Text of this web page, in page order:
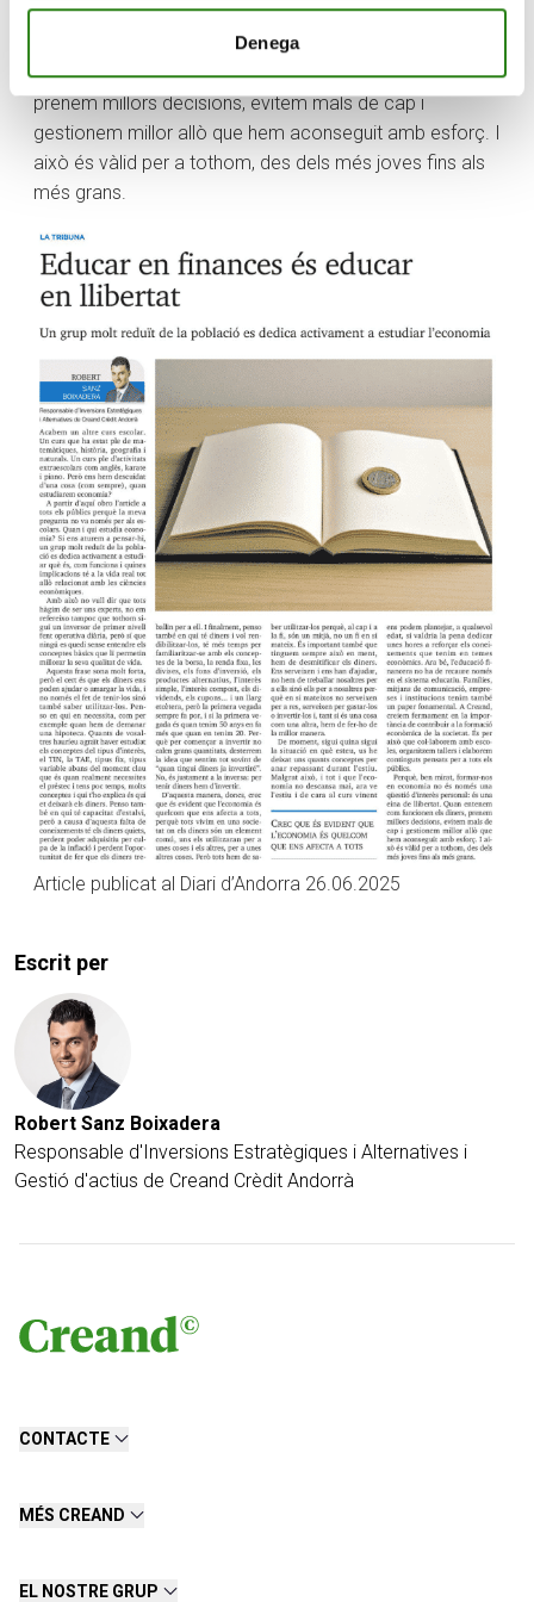
Denega
Perquè, ben mirat, formar-nos en economia no és
només una qüestió d’interès personal: és una eina de
llibertat. Quan entenem com funcionen els diners,
prenem millors decisions, evitem mals de cap i
gestionem millor allò que hem aconseguit amb esforç. I
això és vàlid per a tothom, des dels més joves fins als
més grans.
Article publicat al Diari d’Andorra 26.06.2025
Escrit per
Robert Sanz Boixadera
Responsable d'Inversions Estratègiques i Alternatives i
Gestió d'actius de Creand Crèdit Andorrà
CONTACTE
MÉS CREAND
EL NOSTRE GRUP